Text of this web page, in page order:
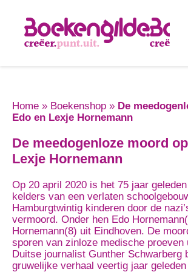
Home » Boekenshop » De
Edo en Lexje Hornemann
De meedogenloze moord
Lexje Hornemann
Op 20 april 2020 is het 75 jaar
kelders van een verlaten
Hamburgtwintig kinderen door de
vermoord. Onder hen Edo
Hornemann(8) uit Eindhoven. De
sporen van zinloze medische proeven
Duitse journalist Gunther Schwarberg
gruwelijke verhaal veertig jaar